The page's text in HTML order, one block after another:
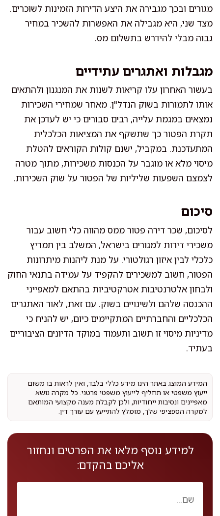
מגורים ובכך מגבירה את היצע הדירות הזמינות לשוכרים.
מצד שני, היא מגבילה את האפשרות להשכיר במחיר
גבוה מבלי להידרש בתשלום מס.
מגבלות ואתגרים עתידיים
בעשור האחרון עלו קריאות לשנות את המנגנון ולהתאים
אותו לתמורות בשוק הנדל"ן. מאחר שמחירי השכירות
נמצאים במגמת עלייה, רבים סבורים כי יש לעדכן את
תקרת הפטור כך שתשקף את המציאות הכלכלית
המתעדכנת. במקביל, ישנם קולות הקוראים להטלת
מיסוי מלא או מוגבר על הכנסות משכירות, מתוך מטרה
לצמצם השפעות שליליות של הפטור על שוק השכירות.
סיכום
לסיכום, שכר דירה פטור ממס מהווה כלי חשוב עבור
משכירי דירות למגורים בישראל, המשלב בין תמריץ
כלכלי לבין איזון רגולטורי. על מנת ליהנות מיתרונות
הפטור, חשוב למשכירים להקפיד על עמידה בתנאי החוק
ולבחון אלטרנטיבות אטרקטיביות בהתאם למאפייני
ההכנסה שלהם ולשינויים בשוק. עם זאת, לאור האתגרים
הכלכליים והחברתיים המתקיימים כיום, יש להניח כי
מדיניות מיסוי זו תשוב ותעמוד במוקד הדיונים הציבוריים
בעתיד.
המידע המוצג באתר הינו מידע כללי בלבד, ואין לראות בו משום
ייעוץ משפטי או תחליף לייעוץ משפטי פרטני. כל מקרה נושא
מאפיינים ונסיבות ייחודיות, ולכן לקבלת מענה מקצועי המותאם
למקרה הספציפי שלך, מומלץ להתייעץ עם עורך דין.
למידע נוסף מלאו את הפרטים ונחזור
אליכם בהקדם: